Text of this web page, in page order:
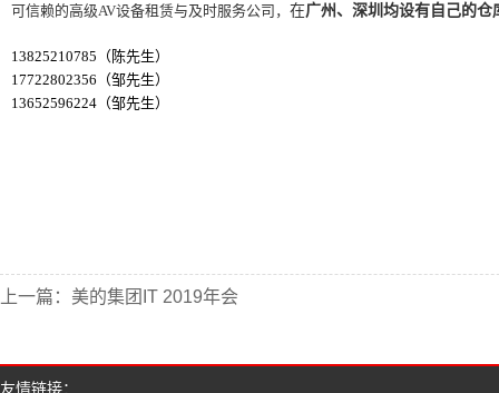
可信赖的高级AV设备租赁与及时服务公司， 在广州、深圳均设有自己的仓
13825210785（陈先生）
17722802356（邹先生）
13652596224（邹先生）
上一篇： 美的集团IT 2019年会
友情链接：